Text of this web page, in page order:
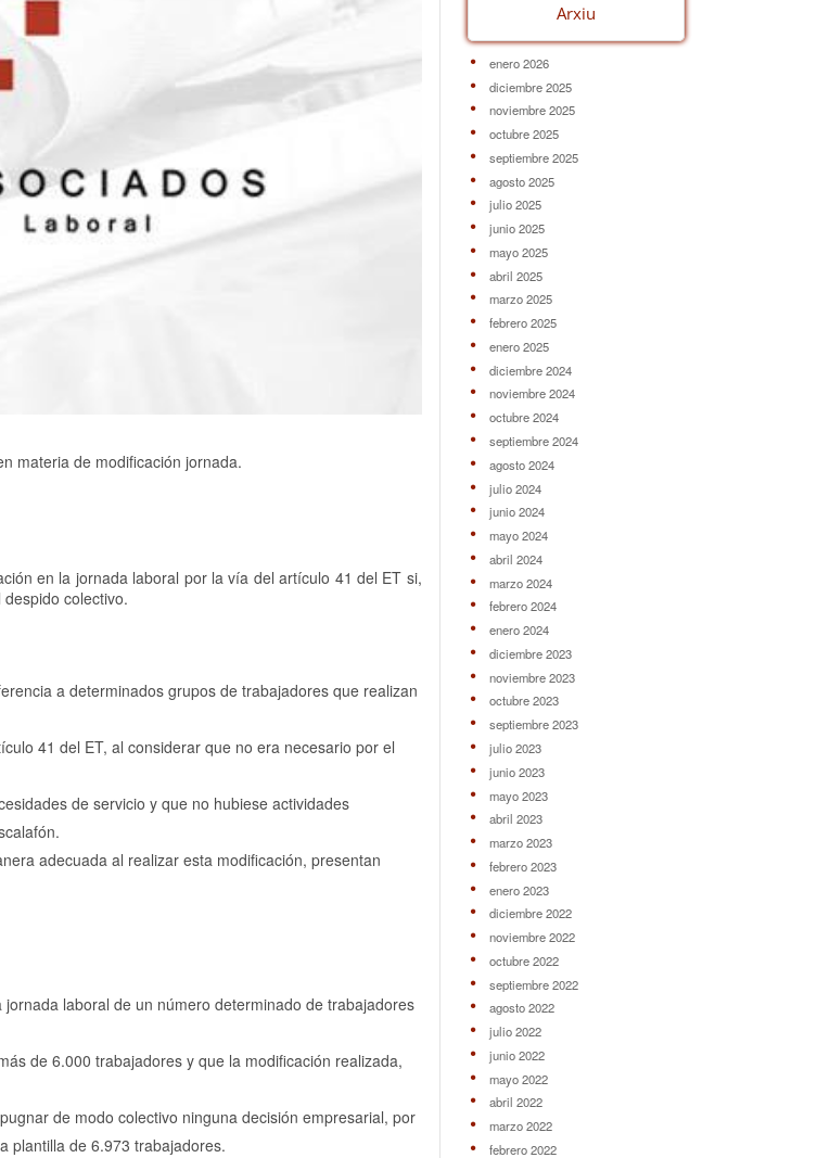
materia de modificación jornada.
en la jornada laboral por la vía del artículo 41 del ET si,
colectivo.
a determinados grupos de trabajadores que realizan
41 del ET, al considerar que no era necesario por el
de servicio y que no hubiese actividades
adecuada al realizar esta modificación, presentan
laboral de un número determinado de trabajadores
de 6.000 trabajadores y que la modificación realizada,
de modo colectivo ninguna decisión empresarial, por
plantilla de 6.973 trabajadores.
Arxiu
enero 2026
diciembre 2025
noviembre 2025
octubre 2025
septiembre 2025
agosto 2025
julio 2025
junio 2025
mayo 2025
abril 2025
marzo 2025
febrero 2025
enero 2025
diciembre 2024
noviembre 2024
octubre 2024
septiembre 2024
agosto 2024
julio 2024
junio 2024
mayo 2024
abril 2024
marzo 2024
febrero 2024
enero 2024
diciembre 2023
noviembre 2023
octubre 2023
septiembre 2023
julio 2023
junio 2023
mayo 2023
abril 2023
marzo 2023
febrero 2023
enero 2023
diciembre 2022
noviembre 2022
octubre 2022
septiembre 2022
agosto 2022
julio 2022
junio 2022
mayo 2022
abril 2022
marzo 2022
febrero 2022